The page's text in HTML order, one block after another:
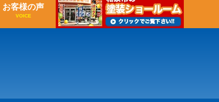
お客様の声
VOICE